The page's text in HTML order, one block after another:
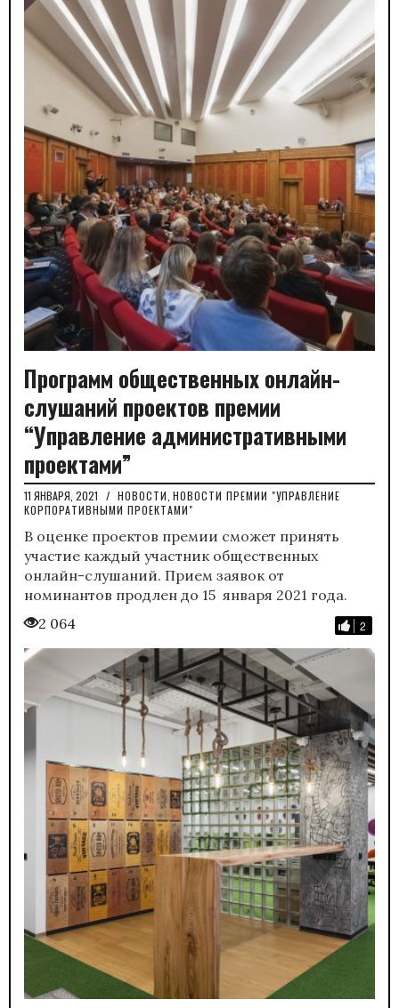
Программ общественных онлайн-
слушаний проектов премии
“Управление административными
проектами”
11 ЯНВАРЯ, 2021 / НОВОСТИ НОВОСТИ ПРЕМИИ "УПРАВЛЕНИЕ
КОРПОРАТИВНЫМИ ПРОЕКТАМИ"
В оценке проектов премии сможет принять
участие каждый участник общественных
онлайн-слушаний. Прием заявок от
номинантов продлен до 15 января 2021 года.
2
2 064